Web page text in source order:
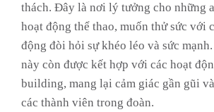
thách. Đây là nơi lý tưởng cho những
hoạt động thể thao, muốn thử sức với
động đòi hỏi sự khéo léo và sức
này còn được kết hợp với các hoạt
building, mang lại cảm giác gần gũi
các thành viên trong đoàn.